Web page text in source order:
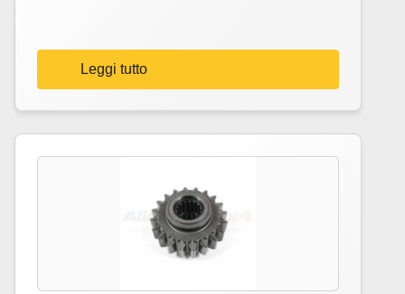
Leggi tutto